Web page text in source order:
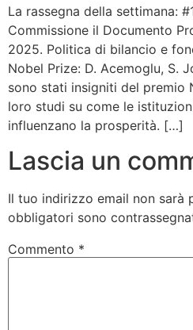
La rassegna della settimana:
Commissione il Documento
2025. Politica di bilancio e
Nobel Prize: D. Acemoglu, S.
sono stati insigniti del premio
loro studi su come le
influenzano la prosperità. […]
Lascia un
Il tuo indirizzo email non sarà
obbligatori sono
Commento *